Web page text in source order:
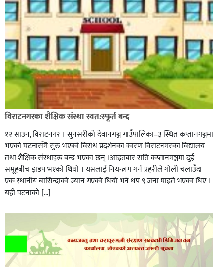
विराटनगरका शैक्षिक संस्था स्वत:स्फूर्त बन्द
१२ साउन, विराटनगर । सुनसरीको देवानगञ्ज गाउँपालिका–३ स्थित कप्तानगञ्जमा
भएको घटनासँगै सुरु भएको विरोध प्रदर्शनका कारण विराटनगरका विद्यालय
तथा शैक्षिक संस्थाहरू बन्द भएका छन् ।आइतबार राति कप्तानगञ्जमा दुई
समूहबीच झडप भएको थियो । यसलाई नियन्त्रण गर्न प्रहरीले गोली चलाउँदा
एक स्थानीय बासिन्दाको ज्यान गएको थियो भने थप ९ जना घाइते भएका थिए ।
यही घटनाको […]